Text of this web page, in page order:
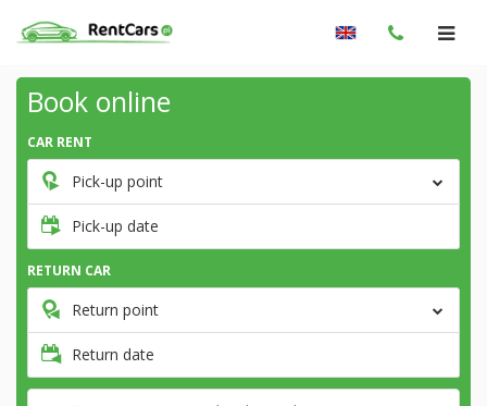
Book online
CAR RENT
Pick-up point
Pick-up date
RETURN CAR
Return point
Return date